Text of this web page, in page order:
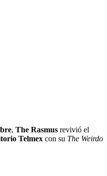
, The Rasmus revivió el
Telmex con su The Weirdo